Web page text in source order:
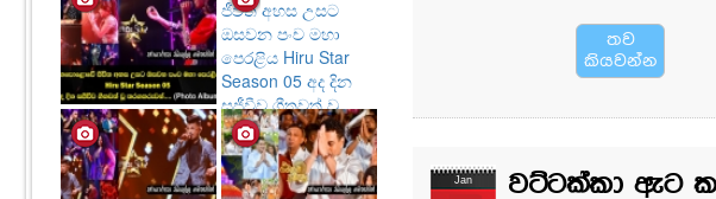
තව
කියවන්න
Jan වට්ටක්කා ඇට